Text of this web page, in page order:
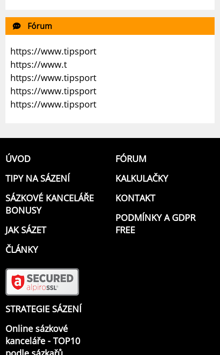
Fórum
https://www.tipsport
https://www.t
https://www.tipsport
https://www.tipsport
https://www.tipsport
ÚVOD
TIPY NA SÁZENÍ
SÁZKOVÉ KANCELÁŘE
BONUSY
JAK SÁZET
ČLÁNKY
FÓRUM
KALKULAČKY
KONTAKT
PODMÍNKY A GDPR
FREE
STRATEGIE SÁZENÍ
Online sázkové
kanceláře - TOP10